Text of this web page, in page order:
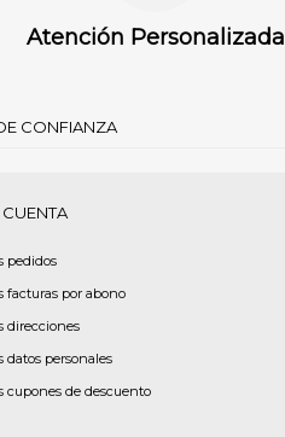
Atención Personalizada
CONFIANZA
CUENTA
pedidos
facturas por abono
direcciones
datos personales
cupones de descuento